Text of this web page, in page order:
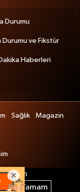
Durumu
Durumu ve Fikstür
Haberleri
Sağlık
Magazin
Tamam